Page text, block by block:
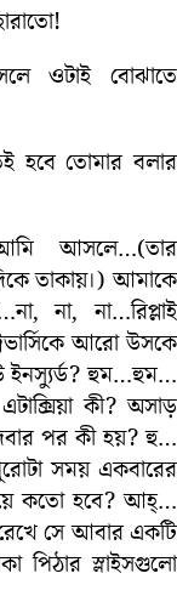
ওটাই বোঝাতে
হবে তোমার বলার
আসলে…(তার
তাকায়।) আমাকে
না, না…রিপ্লাই
আরো উসকে
হুম…হুম…
কী? অসাড়
পর কী হয়? হু…
সময় একবারের
কতো হবে? আহ্…
সে আবার একটি
পিঠার স্লাইসগুলো